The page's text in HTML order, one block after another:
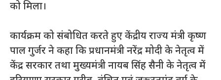
को मिला।
कार्यक्रम को संबोधित करते हुए केंद्रीय राज्य मंत्री कृष्ण
पाल गुर्जर ने कहा कि प्रधानमंत्री नरेंद्र मोदी के नेतृत्व में
केंद्र सरकार तथा मुख्यमंत्री नायब सिंह सैनी के नेतृत्व में